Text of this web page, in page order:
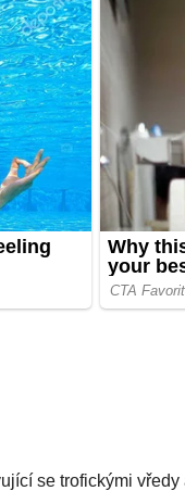
se trofickými vředy